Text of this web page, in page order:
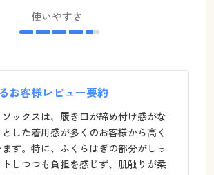
使いやすさ
お客様レビュー要約
ックスは、履き口が締め付け感がな
した着用感が多くのお客様から高く
す。特に、ふくらはぎの部分がしっ
しつつも負担を感じず、肌触りが柔